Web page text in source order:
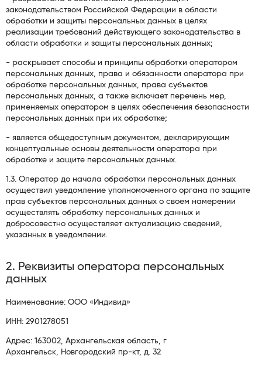
законодательством Российской Федерации в области
обработки и защиты персональных данных в целях
реализации требований действующего законодательства в
области обработки и защиты персональных данных;
- раскрывает способы и принципы обработки оператором
персональных данных, права и обязанности оператора при
обработке персональных данных, права субъектов
персональных данных, а также включает перечень мер,
применяемых оператором в целях обеспечения безопасности
персональных данных при их обработке;
- является общедоступным документом, декларирующим
концептуальные основы деятельности оператора при
обработке и защите персональных данных.
1.3. Оператор до начала обработки персональных данных
осуществил уведомление уполномоченного органа по защите
прав субъектов персональных данных о своем намерении
осуществлять обработку персональных данных и
добросовестно осуществляет актуализацию сведений,
указанных в уведомлении.
2. Реквизиты оператора персональных
данных
Наименование: ООО «Индивид»
ИНН: 2901278051
Адрес: 163002, Архангельская область, г
Архангельск, Новгородский пр-кт, д. 32